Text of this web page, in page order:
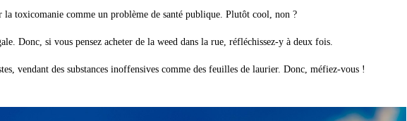
toxicomanie comme un problème de santé publique. Plutôt cool, non ?
Donc, si vous pensez acheter de la weed dans la rue, réfléchissez-y à deux fois.
vendant des substances inoffensives comme des feuilles de laurier. Donc, méfiez-vous !